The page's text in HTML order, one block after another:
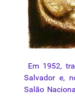
Em 1952,
Salvador e,
Salão